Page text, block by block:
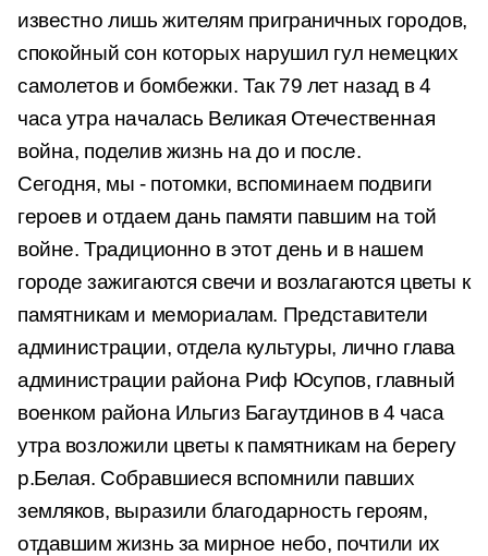
известно лишь жителям приграничных городов,
спокойный сон которых нарушил гул немецких
самолетов и бомбежки. Так 79 лет назад в 4
часа утра началась Великая Отечественная
война, поделив жизнь на до и после.
Сегодня, мы - потомки, вспоминаем подвиги
героев и отдаем дань памяти павшим на той
войне. Традиционно в этот день и в нашем
городе зажигаютсясвечи и возлагаются цветы к
памятникам и мемориалам. Представители
администрации, отдела культуры, лично глава
администрации района Риф Юсупов, главный
военком района Ильгиз Багаутдинов в 4 часа
утра возложили цветы к памятникам на берегу
р.Белая. Собравшиеся вспомнили павших
земляков, выразили благодарность героям,
отдавшим жизнь за мирное небо, почтили их